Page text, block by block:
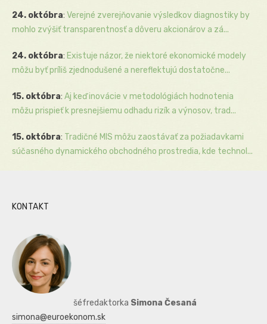
24. októbra: Verejné zverejňovanie výsledkov diagnostiky by
mohlo zvýšiť transparentnosť a dôveru akcionárov a zá...
24. októbra: Existuje názor, že niektoré ekonomické modely
môžu byť príliš zjednodušené a nereflektujú dostatočne...
15. októbra: Aj keď inovácie v metodológiách hodnotenia
môžu prispieť k presnejšiemu odhadu rizík a výnosov, trad...
15. októbra: Tradičné MIS môžu zaostávať za požiadavkami
súčasného dynamického obchodného prostredia, kde technol...
KONTAKT
šéfredaktorka Simona Česaná
simona@euroekonom.sk